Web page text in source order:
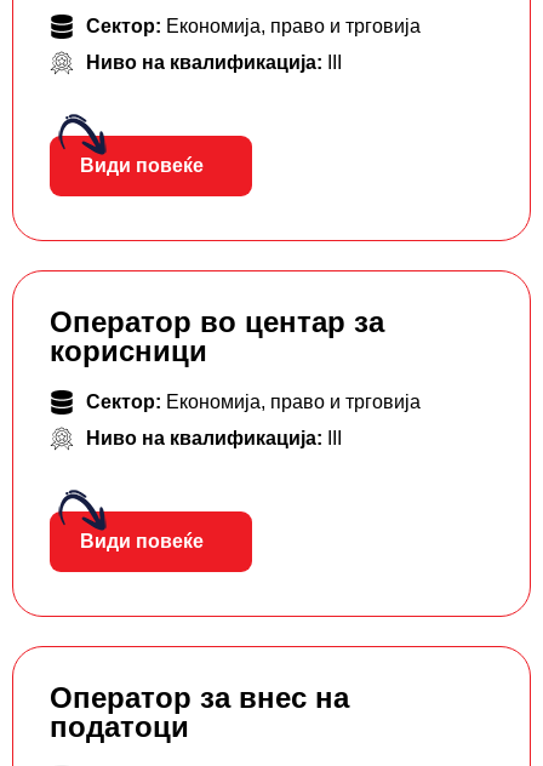
Сектор: Економија, право и трговија
Ниво на квалификација:
Види повеќе
Оператор во центар за
корисници
Сектор: Економија, право и трговија
Ниво на квалификација:
Види повеќе
Оператор за внес на
податоци